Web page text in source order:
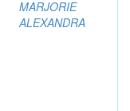
MARJORIE
ALEXANDRA